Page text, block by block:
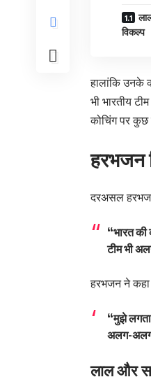
विकल्प
हालांकि उनके
भी भारतीय
कोचिंग पर कुछ
हरभजन
दरअसल
“भारत की
टीम भी
हरभजन ने
“मुझे
अलग-अलग
लाल और